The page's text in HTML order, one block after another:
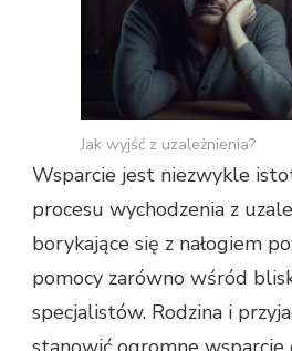
Jak wyjść z uzależnienia?
Wsparcie jest niezwykle
procesu wychodzenia z
borykające się z nałogiem
pomocy zarówno wśród
specjalistów. Rodzina i